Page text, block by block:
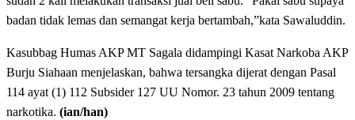
badan tidak lemas dan semangat kerja bertambah,”kata Sawaluddin.
Kasubbag Humas AKP MT Sagala didampingi Kasat Narkoba AKP
Burju Siahaan menjelaskan, bahwa tersangka dijerat dengan Pasal
114 ayat (1) 112 Subsider 127 UU Nomor. 23 tahun 2009 tentang
narkotika. (ian/han)